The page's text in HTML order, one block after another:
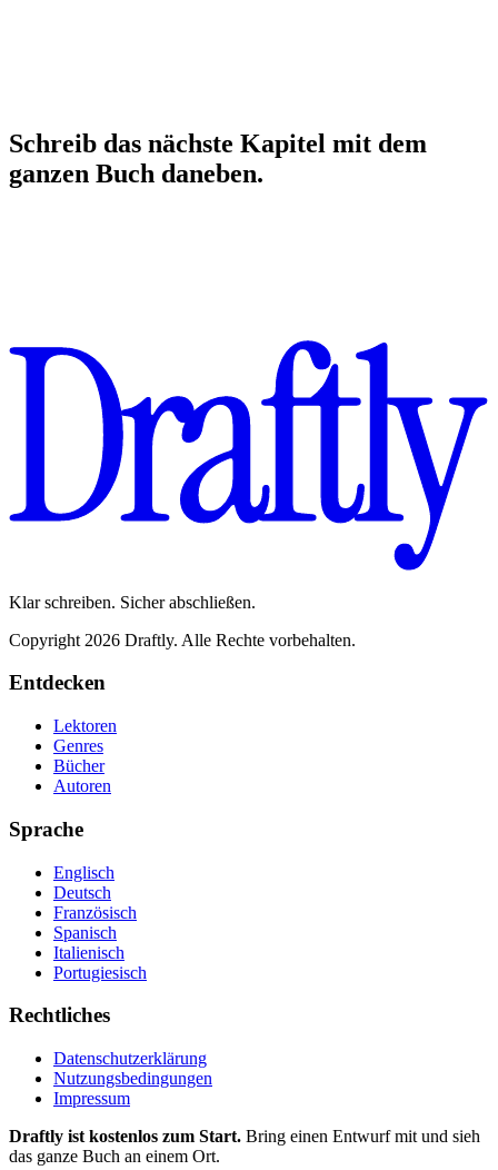
Schreib das nächste Kapitel mit dem
ganzen Buch daneben.
Klar schreiben. Sicher abschließen.
Copyright 2026 Draftly. Alle Rechte vorbehalten.
Entdecken
Lektoren
Genres
Bücher
Autoren
Sprache
Englisch
Deutsch
Französisch
Spanisch
Italienisch
Portugiesisch
Rechtliches
Datenschutzerklärung
Nutzungsbedingungen
Impressum
Draftly ist kostenlos zum Start. Bring einen Entwurf mit und sieh
das ganze Buch an einem Ort.